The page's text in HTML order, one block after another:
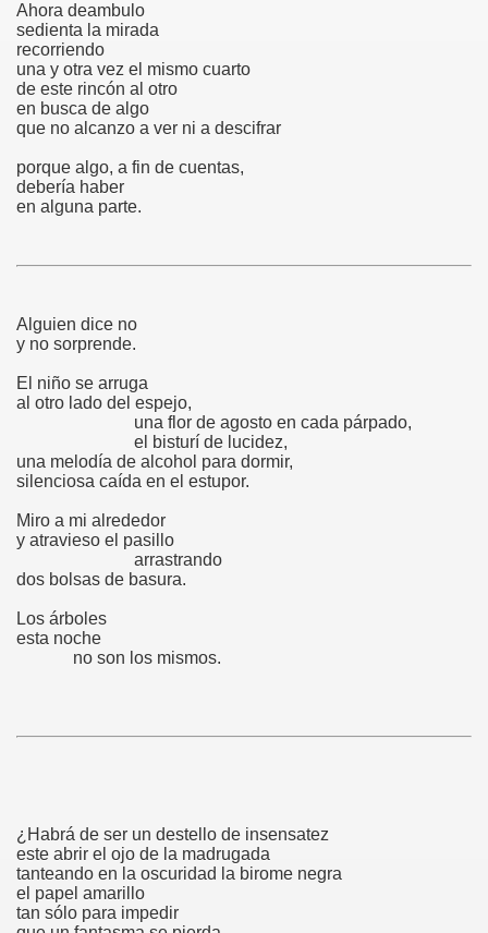
Ahora deambulo
sedienta la mirada
recorriendo
una y otra vez el mismo cuarto
de este rincón al otro
en busca de algo
que no alcanzo a ver ni a descifrar
porque algo, a fin de cuentas,
debería haber
en alguna parte.
Alguien dice no
y no sorprende.
El niño se arruga
al otro lado del espejo,
una flor de agosto en cada párpado,
el bisturí de lucidez,
una melodía de alcohol para dormir,
silenciosa caída en el estupor.
Miro a mi alrededor
y atravieso el pasillo
arrastrando
dos bolsas de basura.
Los árboles
esta noche
no son los mismos.
¿Habrá de ser un destello de insensatez
este abrir el ojo de la madrugada
tanteando en la oscuridad la birome negra
el papel amarillo
tan sólo para impedir